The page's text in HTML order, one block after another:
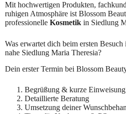
Mit hochwertigen Produkten,
ruhigen Atmosphäre ist Blossom
professionelle Kosmetik in Siedlung
Was erwartet dich beim ersten
nahe Siedlung Maria Theresia?
Dein erster Termin bei Blossom
Begrüßung & kurze Einweisung
Detaillierte Beratung
Umsetzung deiner